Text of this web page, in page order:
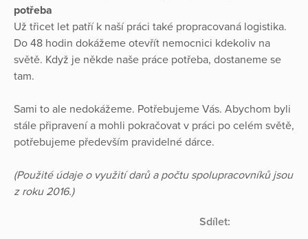
potřeba
Už třicet let patří k naší práci také propracovaná logistika.
Do 48 hodin dokážeme otevřít nemocnici kdekoliv na
světě. Když je někde naše práce potřeba, dostaneme se
tam.
Sami to ale nedokážeme. Potřebujeme Vás. Abychom byli
stále připravení a mohli pokračovat v práci po celém světě,
potřebujeme především pravidelné dárce.
(Použité údaje o využití darů a počtu spolupracovníků jsou
z roku 2016.)
Sdílet: